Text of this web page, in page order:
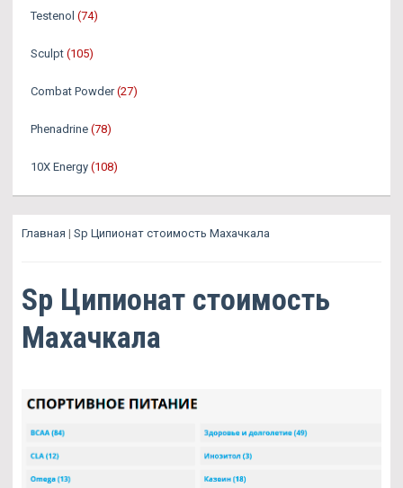
Testenol (74)
Sculpt (105)
Combat Powder (27)
Phenadrine (78)
10X Energy (108)
Главная | Sp Ципионат стоимость Махачкала
Sp Ципионат стоимость
Махачкала